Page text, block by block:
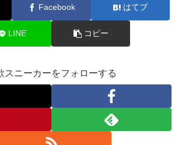
Facebook はてブ
LINE コピー
スニーカーをフォローする